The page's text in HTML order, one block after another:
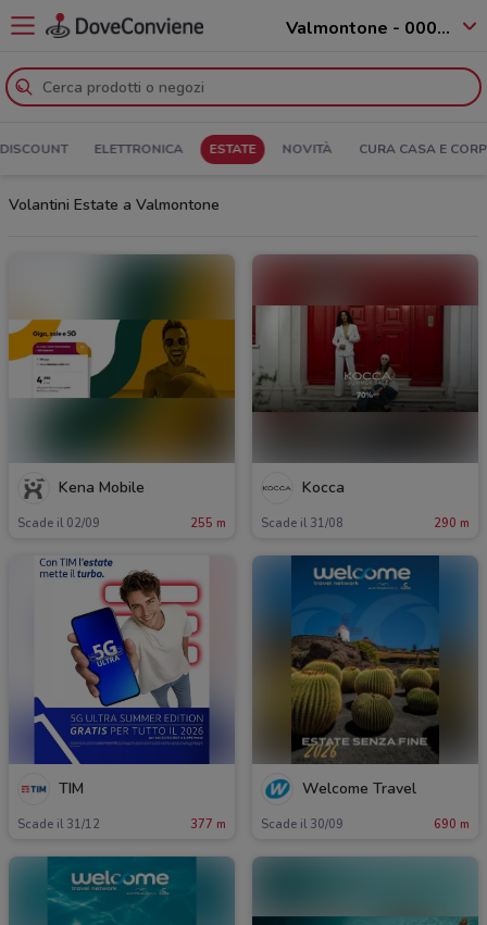
Valmontone - 00038
DISCOUNT ELETTRONICA ESTATE NOVITÀ CURA CASA E
Volantini Estate a Valmontone
Kena Mobile
Scade il 02/09 255 m
Kocca
Scade il 31/08 290 m
TIM
Scade il 31/12 377 m
Welcome Travel
Scade il 30/09 690 m